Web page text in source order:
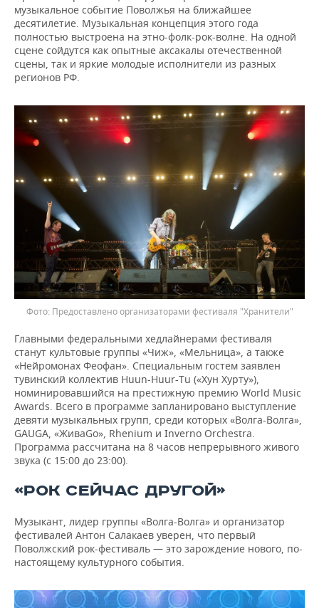
музыкальное событие Поволжья на ближайшее
десятилетие. Музыкальная концепция этого года
полностью выстроена на этно-фолк-рок-волне. На одной
сцене сойдутся как опытные аксакалы отечественной
сцены, так и яркие молодые исполнители из разных
регионов РФ.
Предоставлено организаторами фестиваля "Хранители"
Главными федеральными хедлайнерами фестиваля
станут культовые группы «Чиж», «Мельница», а также
«Нейромонах Феофан». Специальным гостем заявлен
тувинский коллектив Huun-Huur-Tu («Хун Хурту»),
номинировавшийся на престижную премию World Music
Awards. Всего в программе запланировано выступление
девяти музыкальных групп, среди которых «Волга-Волга»,
GAUGA, «ЖиваGо», Rhenium и Inverno Orchestra.
Программа рассчитана на 8 часов непрерывного живого
звука (с 15:00 до 23:00).
«РОК СЕЙЧАС ДРУГОЙ»
Музыкант, лидер группы «Волга-Волга» и организатор
фестивалей Антон Салакаев уверен, что первый
Поволжский рок-фестиваль — это зарождение нового, по-
настоящему культурного события.